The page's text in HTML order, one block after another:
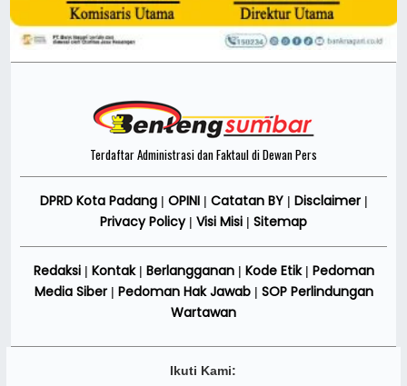
Terdaftar Administrasi dan Faktaul di Dewan Pers
DPRD Kota Padang| OPINI| Catatan BY| Disclaimer|
Privacy Policy| Visi Misi | Sitemap
Redaksi| Kontak| Berlangganan| Kode Etik| Pedoman
Media Siber| Pedoman Hak Jawab| SOP Perlindungan
Wartawan
Ikuti Kami: